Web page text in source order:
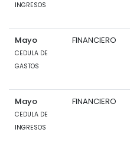
INGRESOS
Mayo
CEDULA DE
GASTOS
FINANCIERO
Mayo
CEDULA DE
INGRESOS
FINANCIERO